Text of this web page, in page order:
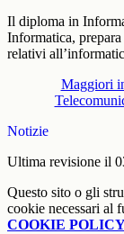
Il diploma in
Informatica,
relativi
Maggiori
Notizie
Ultima revisione il
Questo sito o gli
cookie necessari al
COOKIE